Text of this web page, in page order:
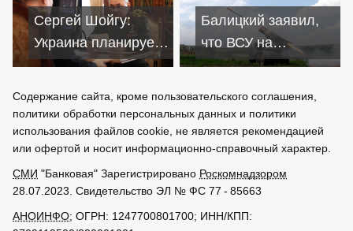
по мосту в Крыму
чем хотелось бы
Сергей Шойгу:
Украина планирует
нанести удары
Storm Shadow
Балицкий заявил,
что ВСУ на
запорожском
разгромлены к
августу
Содержание сайта, кроме пользовательского соглашения,
политики обработки персональных данных и политики
использования файлов cookie, не является рекомендацией
или офертой и носит информационно-справочный характер.
СМИ "Банковая" Зарегистрировано Роскомнадзором
28.07.2023. Свидетельство ЭЛ № ФС 77 - 85663
АНОИНФО; ОГРН: 1247700801700; ИНН/КПП: